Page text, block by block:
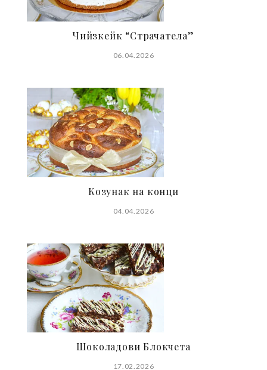
Чийзкейк “Страчатела”
06.04.2026
Козунак на конци
04.04.2026
Шоколадови Блокчета
17.02.2026